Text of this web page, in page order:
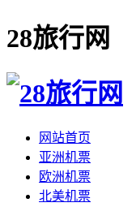
28旅行网
网站首页
亚洲机票
欧洲机票
北美机票